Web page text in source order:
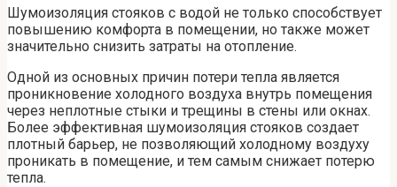
Шумоизоляция стояков с водой не только способствует
повышению комфорта в помещении, но также может
значительно снизить затраты на отопление.
Одной из основных причин потери тепла является
проникновение холодного воздуха внутрь помещения
через неплотные стыки и трещины в стены или окнах.
Более эффективная шумоизоляция стояков создает
плотный барьер, не позволяющий холодному воздуху
проникать в помещение, и тем самым снижает потерю
тепла.